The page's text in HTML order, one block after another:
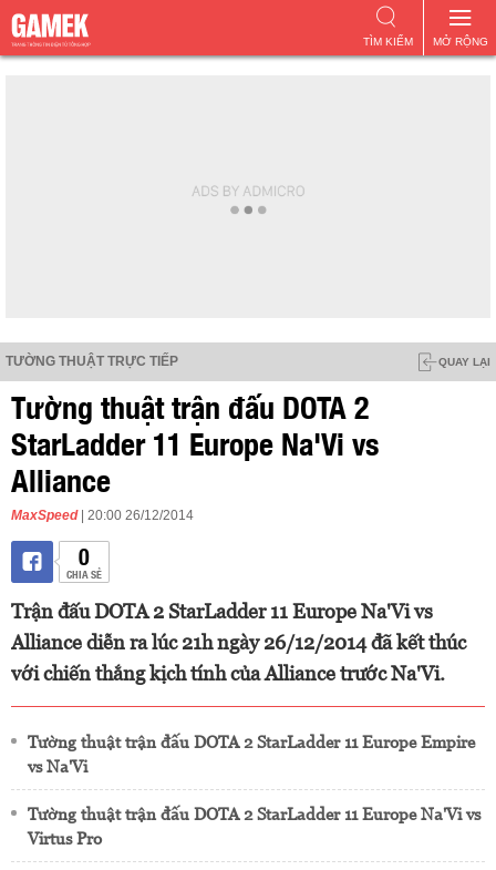
MỞ RỘNG
TÌM KIẾM
TƯỜNG THUẬT TRỰC TIẾP QUAY LẠI
Tường thuật trận đấu DOTA 2
StarLadder 11 Europe Na'Vi vs
Alliance
MaxSpeed | 20:00 26/12/2014
0
CHIA SẺ
Trận đấu DOTA 2 StarLadder 11 Europe Na'Vi vs
Alliance diễn ra lúc 21h ngày 26/12/2014 đã kết thúc
với chiến thắng kịch tính của Alliance trước Na'Vi.
Tường thuật trận đấu DOTA 2 StarLadder 11 Europe Empire
vs Na'Vi
Tường thuật trận đấu DOTA 2 StarLadder 11 Europe Na'Vi vs
Virtus Pro